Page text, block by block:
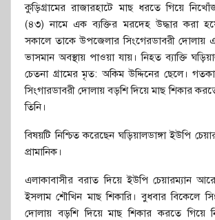
কু‌ড়িগ্রা‌মের রাজারহা‌টে মাছ ধর‌তে গি‌য়ে
(৪৩) নামে এক ব‌্যক্তির মর‌দেহ উদ্ধার করা
সকালে তাকে উপজেলার সিংগেরডাবরী দোলায়
ভাসমান অবস্থায় পাওয়া যায়। নিহত ব্যাক্তি
চেতনা গ্রামের মৃত: অকিম উদ্দিনের ছেলে।
সিংগারডাবরী দোলায় বড়শি দিয়ে মাছ শিকার
তি‌নি।
বিষয়‌টি নি‌শ্চিত ক‌রে‌ছেন ঘড়িয়ালডাঙ্গা ইউপি
প্রামা‌নিক।
এলাকাবাসীর বরাত দি‌য়ে ইউপি চেয়ারম‌্যান
ইসলাম শৌ‌খিন মাছ শিকা‌রি। বুধবার বি‌কে‌লে
দোলায় বড়শি দিয়ে মাছ শিকার করতে গিয়ে